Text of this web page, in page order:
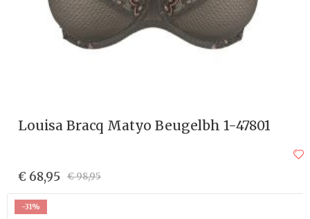
Louisa Bracq Matyo Beugelbh 1-47801
€ 68,95 € 98,95
-31%